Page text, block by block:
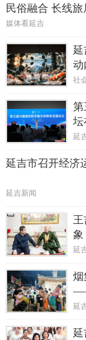
民俗融合 长线
媒体看延吉
动
社
第
坛
延
延吉市召开经济
延吉新闻
王
象
延
烟
延